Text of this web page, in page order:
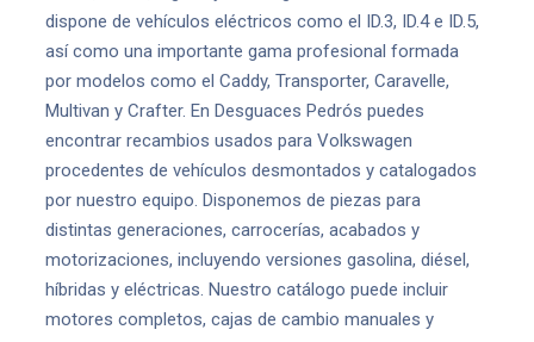
dispone de vehículos eléctricos como el ID.3, ID.4 e ID.5,
así como una importante gama profesional formada
por modelos como el Caddy, Transporter, Caravelle,
Multivan y Crafter. En Desguaces Pedrós puedes
encontrar recambios usados para Volkswagen
procedentes de vehículos desmontados y catalogados
por nuestro equipo. Disponemos de piezas para
distintas generaciones, carrocerías, acabados y
motorizaciones, incluyendo versiones gasolina, diésel,
híbridas y eléctricas. Nuestro catálogo puede incluir
motores completos, cajas de cambio manuales y